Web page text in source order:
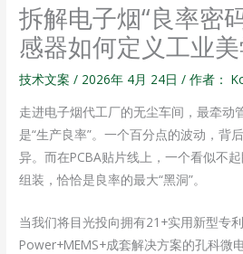
拆解电子烟“良率密
感器如何定义工业
技术文案 / 2026年 4月 24日/ 作者：
走进电子烟代工厂的无尘车间，最牵动
是“生产良率”。一个百分点的波动，背
异。而在PCBA贴片线上，一个看似不
组装，恰恰是良率的最大“黑洞”。
当我们将目光投向拥有21+实用新型专
Power+MEMS+成套解决方案的孔科微